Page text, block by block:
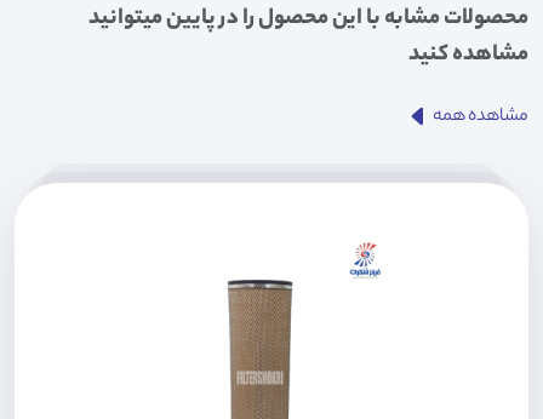
محصولات مشابه با این محصول را در پایین میتوانید
مشاهده کنید
مشاهده همه